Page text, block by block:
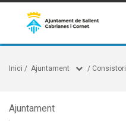
Inici / Ajuntament / Consistori
Ajuntament